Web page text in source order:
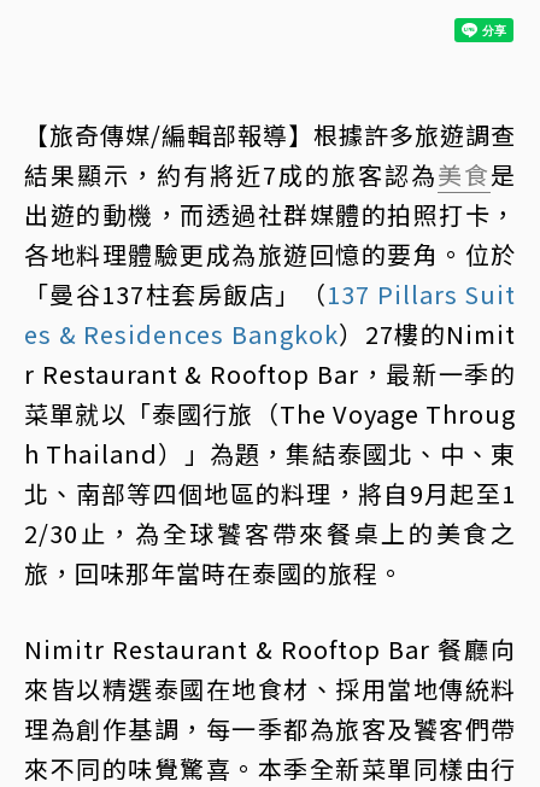
【旅奇傳媒/編輯部報導】根據許多旅遊調查
結果顯示，約有將近7成的旅客認為美食是
出遊的動機，而透過社群媒體的拍照打卡，
各地料理體驗更成為旅遊回憶的要角。位於
「曼谷137柱套房飯店」（137 Pillars Suit
es & Residences Bangkok）27樓的Nimit
r Restaurant & Rooftop Bar，最新一季的
菜單就以「泰國行旅（The Voyage Throug
h Thailand）」為題，集結泰國北、中、東
北、南部等四個地區的料理，將自9月起至1
2/30止，為全球饕客帶來餐桌上的美食之
旅，回味那年當時在泰國的旅程。
Nimitr Restaurant & Rooftop Bar 餐廳向
來皆以精選泰國在地食材、採用當地傳統料
理為創作基調，每一季都為旅客及饕客們帶
來不同的味覺驚喜。本季全新菜單同樣由行